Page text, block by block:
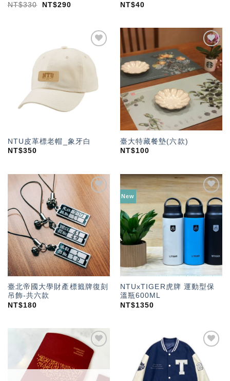
NT$330 NT$290
NT$40
「願
望輕
單」
NTU皮革標老帽_象牙白
NT$350
加入
「願
望輕
單」
臺大特藏餐墊(六款)
NT$100
單」
臺北帝國大學財產標籤牌復刻
吊飾-共六款
NT$180
New
加入
「願
望輕
NTUxTIGER虎牌 運動型保
溫瓶600ML
NT$1350
加入
「願
望輕
單」
望輕
單」